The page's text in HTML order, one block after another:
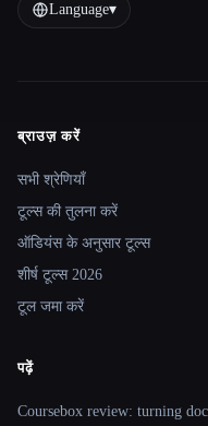
Language▾
Site navigation
ब्राउज़ करें
सभी श्रेणियाँ
टूल्स की तुलना करें
ऑडियंस के अनुसार टूल्स
शीर्ष टूल्स 2026
टूल जमा करें
पढ़ें
Coursebox review: turning